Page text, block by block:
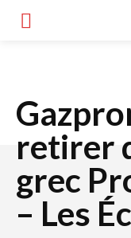
retirer
grec
– Les